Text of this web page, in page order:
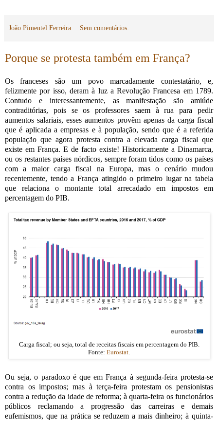
João Pimentel Ferreira Sem comentários:
Porque se protesta também em França?
Os franceses são um povo marcadamente contestatário, e,
felizmente por isso, deram à luz a Revolução Francesa em 1789.
Contudo e interessantemente, as manifestação são amiúde
contraditórias, pois se os professores saem à rua para pedir
aumentos salariais, esses aumentos provêm apenas da carga fiscal
que é aplicada a empresas e à população, sendo que é a referida
população que agora protesta contra a elevada carga fiscal que
existe em França. E de facto existe! Historicamente a Dinamarca,
ou os restantes países nórdicos, sempre foram tidos como os países
com a maior carga fiscal na Europa, mas o cenário mudou
recentemente, tendo a França atingido o primeiro lugar na tabela
que relaciona o montante total arrecadado em impostos em
percentagem do PIB.
Carga fiscal; ou seja, total de receitas fiscais em percentagem do PIB.
Fonte: Eurostat
Ou seja, o paradoxo é que em França à segunda-feira protesta-se
contra os impostos; mas à terça-feira protestam os pensionistas
contra a redução da idade de reforma; à quarta-feira os funcionários
públicos reclamando a progressão das carreiras e demais
eufemismos, que na prática se reduzem a mais dinheiro; à quinta-